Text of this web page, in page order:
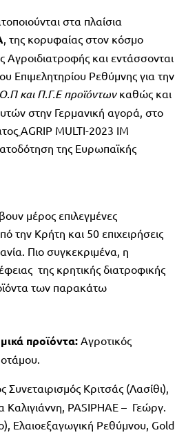
στα πλαίσια
, της κορυφαίας στον κόσμο
Αγροιδιατροφής και εντάσσονται
Επιμελητηρίου Ρεθύμνης για την
και Π.Γ.Ε προϊόντωνκαθώς και
στην Γερμανική αγορά, στο
AGRIP MULTI-2023 IM
της Ευρωπαϊκής
μέρος επιλεγμένες
την Κρήτη και 50 επιχειρήσεις
Πιο συγκεκριμένα, η
της κρητικής διατροφικής
των παρακάτω
προϊόντα: Αγροτικός
Συνεταιρισμός Κριτσάς (Λασίθι),
Καλιγιάννη, PASIPHAE – Γεώργ.
Ελαιοεξαγωγική Ρεθύμνου, Gold